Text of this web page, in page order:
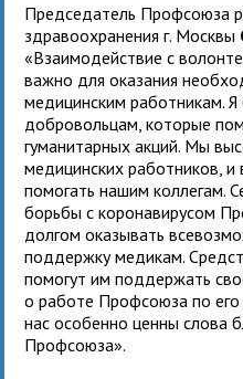
Председатель Профсоюза
здравоохранения г. Москвы
«Взаимодействие с
важно для оказания
медицинским работникам. Я
добровольцам, которые
гуманитарных акций. Мы
медицинских работников,
помогать нашим коллегам.
борьбы с коронавирусом
долгом оказывать
поддержку медикам.
помогут им поддержать
о работе Профсоюза по
нас особенно ценны слова
Профсоюза».